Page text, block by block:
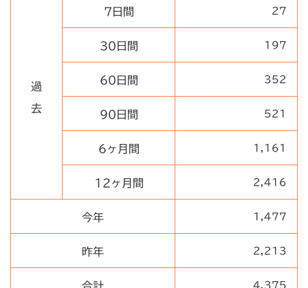
過
去
7日間 27
30日間 197
60日間 352
90日間 521
6ヶ月間 1,161
12ヶ月間 2,416
今年 1,477
昨年 2,213
4,375